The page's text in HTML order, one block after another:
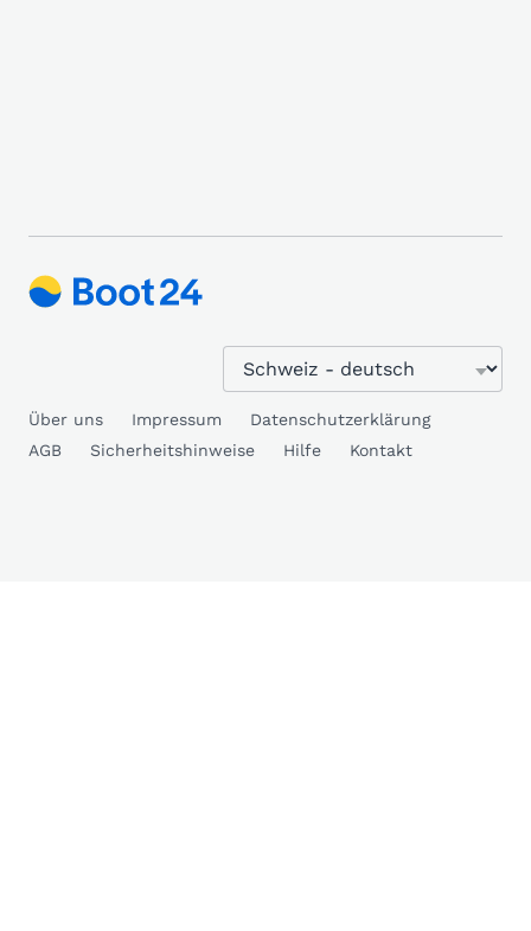
Über uns Impressum
Datenschutzerklärung
AGB
Sicherheitshinweise Hilfe Kontakt